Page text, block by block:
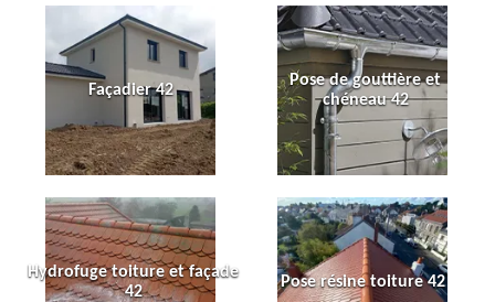
Façadier 42
Pose de gouttière et
chéneau 42
Hydrofuge toiture et façade
42
Pose résine toiture 42